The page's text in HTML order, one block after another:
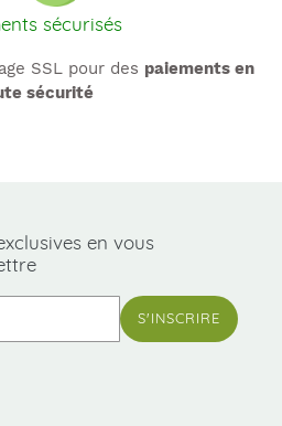
sécurisés
SSL pour des paiements en
sécurité
en vous
S'INSCRIRE